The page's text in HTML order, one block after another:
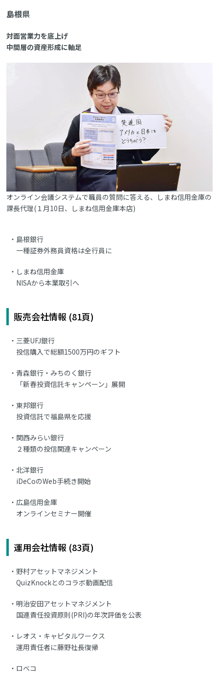
島根県
対面営業力を底上げ
中間層の資産形成に軸足
オンライン会議システムで職員の質問に答える、しまね信用金庫の
課長代理(１月10日、しまね信用金庫本店)
島根銀行
一種証券外務員資格は全行員に
しまね信用金庫
NISAから本業取引へ
販売会社情報 (81頁)
三菱UFJ銀行
投信購入で総額1500万円のギフト
青森銀行・みちのく銀行
「新春投資信託キャンペーン」展開
東邦銀行
投資信託で福島県を応援
関西みらい銀行
２種類の投信関連キャンペーン
北洋銀行
iDeCoのWeb手続き開始
広島信用金庫
オンラインセミナー開催
運用会社情報 (83頁)
野村アセットマネジメント
QuizKnockとのコラボ動画配信
明治安田アセットマネジメント
国連責任投資原則(PRI)の年次評価を公表
レオス・キャピタルワークス
運用責任者に藤野社長復帰
ロベコ